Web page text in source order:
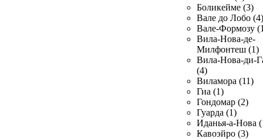
Боликейме (3)
Вале до Лобо (4)
Вале-Формозу
Вила-Нова-де-
Милфонтеш (1)
Вила-Нова-ди-
(4)
Виламора (11)
Гиа (1)
Гондомар (2)
Гуарда (1)
Иданья-а-Нова
Кавоэйро (3)